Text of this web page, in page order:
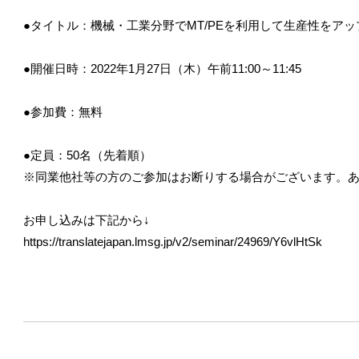
●タイトル：機械・工業分野でMT/PEを利用して生産性をア
●開催日時：2022年1月27日（木）午前11:00～11:45
●参加費：無料
●定員：50名（先着順）
※同業他社等の方のご参加はお断りする場合がございます。
お申し込みは下記から↓
https://translatejapan.lmsg.jp/v2/seminar/24969/Y6vlHtSk